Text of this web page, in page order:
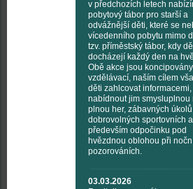
v předchozích letech
pobytový tábor pro starší a
odvážnější děti, které se
vícedenního pobytu mimo
tzv. příměstský tábor, kdy
docházejí každý den na
Obě akce jsou
vzdělávací, naším cílem
děti zahlcovat informacemi,
nabídnout jim smysluplnou
plnou her, zábavných
dobrovolných sportovních
především odpočinku pod
hvězdnou oblohou při
pozorováních.
03.03.2026